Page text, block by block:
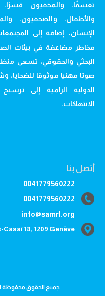
تعسفًا، والمخفيون قسرًا،
والأطفال، والصحفيون،
الإنسان، إضافة إلى
مخاطر مضاعفة في بيئات
البحثي والحقوقي، تسعى
صوتا مهنيا موثوقا للضحايا،
الدولية الرامية إلى
الانتهاكات.
أتصل بنا
0041779560222
0041779560222
info@samrl.org
18, 1209 Genève
جميع الحقوق محفوظة لمنظمة سام